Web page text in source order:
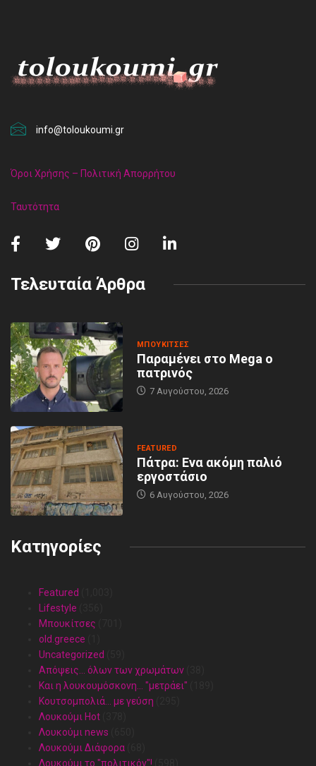
info@toloukoumi.gr
Όροι Χρήσης – Πολιτική Απορρήτου
Ταυτότητα
Τελευταία Άρθρα
MΠΟΥΚΊΤΣΕΣ
Παραμένει στο Mega ο
πατρινός
7 Αυγούστου, 2026
FEATURED
Πάτρα: Ενα ακόμη παλιό
εργοστάσιο
6 Αυγούστου, 2026
Κατηγορίες
Featured
Lifestyle
Mπουκίτσες
old.greece
Uncategorized
Απόψεις… όλων των χρωμάτων
Και η λουκουμόσκονη… "μετράει"
Κουτσομπολιά… με γεύση
Λουκούμι Hot
Λουκούμι news
Λουκούμι Διάφορα
Λουκούμι το "πολιτικόν"!